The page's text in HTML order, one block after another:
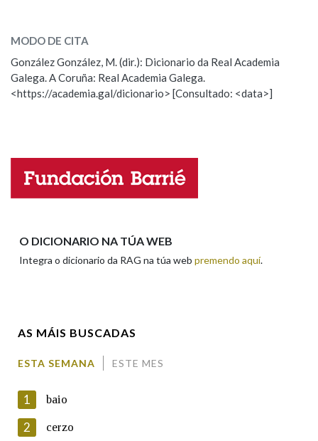
ESCOLLE UNHA OPCIÓN:
Observación Hai un erro na palabra
Propoño mellorar a definición
Nome
MODO DE CITA
González González, M. (dir.): Dicionario da Real Academia
Galega. A Coruña: Real Academia Galega.
<https://academia.gal/dicionario> [Consultado: <data>]
O DICIONARIO NA TÚA WEB
Integra o dicionario da RAG na túa web premendo aquí.
AS MÁIS BUSCADAS
ESTA SEMANA ESTE MES
1 baio
2 cerzo